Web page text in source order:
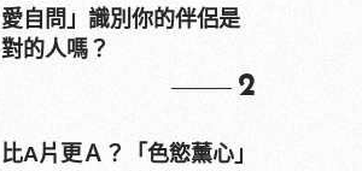
愛自問」識別你的伴侶是
對的人嗎？
2
比A片更Ａ？「色慾薰心」